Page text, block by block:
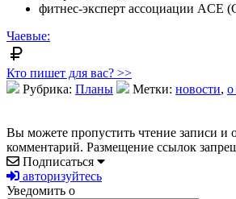
фитнес-эксперт ассоциации
Чаевые:
Кто пишет для вас? >>
Рубрика: Планы Метки: новости, о
Вы можете пропустить чтение записи и
комментарий. Размещение ссылок
Подписаться
авторизуйтесь
Уведомить о